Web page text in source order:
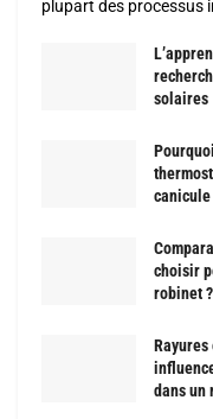
plupart des processus
solaires
canicule
choisir
robinet ?
Rayures
dans un